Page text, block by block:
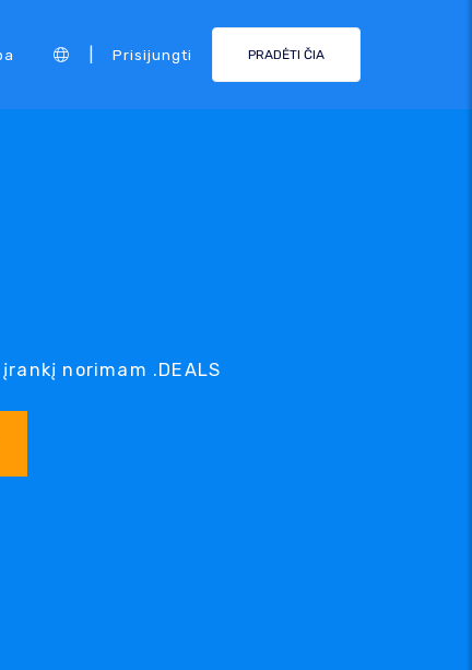
Prisijungti PRADĖTI ČIA
norimam .DEALS